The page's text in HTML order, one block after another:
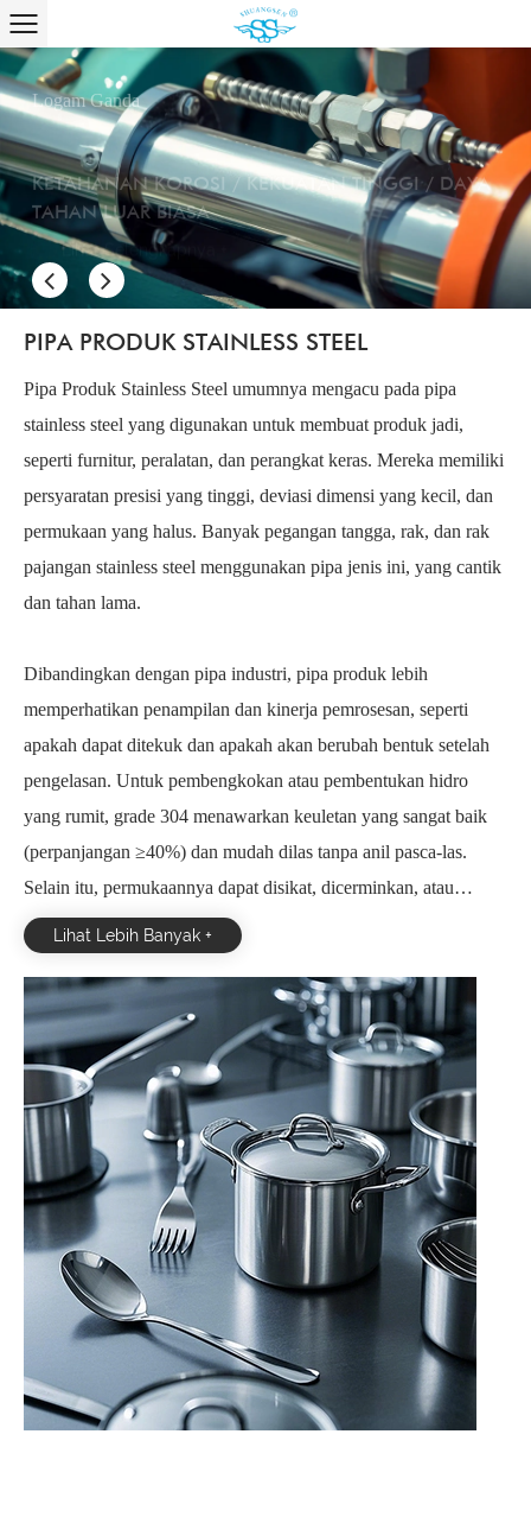
Logam Ganda
KETAHANAN KOROSI / KEKUATAN TINGGI / DAYA
TAHAN LUAR BIASA
Lihat Selengkapnya +
PIPA PRODUK STAINLESS STEEL
Pipa Produk Stainless Steel umumnya mengacu pada pipa
stainless steel yang digunakan untuk membuat produk jadi,
seperti furnitur, peralatan, dan perangkat keras. Mereka memiliki
persyaratan presisi yang tinggi, deviasi dimensi yang kecil, dan
permukaan yang halus. Banyak pegangan tangga, rak, dan rak
pajangan stainless steel menggunakan pipa jenis ini, yang cantik
dan tahan lama.
Dibandingkan dengan pipa industri, pipa produk lebih
memperhatikan penampilan dan kinerja pemrosesan, seperti
apakah dapat ditekuk dan apakah akan berubah bentuk setelah
pengelasan. Untuk pembengkokan atau pembentukan hidro
yang rumit, grade 304 menawarkan keuletan yang sangat baik
(perpanjangan ≥40%) dan mudah dilas tanpa anil pasca-las.
Selain itu, permukaannya dapat disikat, dicerminkan, atau
disemprot pasir, tergantung kebutuhan spesifik. Misalnya,
dekorasi pusat perbelanjaan mungkin menggunakan permukaan
yang terang, dan peralatan industri mungkin menggunakan
permukaan matte dan anti gores.
Lihat Lebih Banyak +